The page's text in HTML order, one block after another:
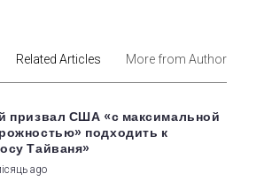
Related Articles More from Author
призвал США «с максимальной
подходить к
Тайваня»
ago